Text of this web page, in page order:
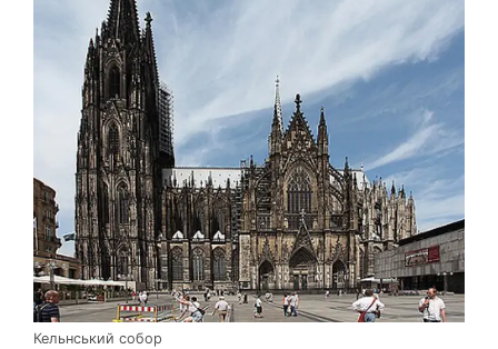
Кельнський собор